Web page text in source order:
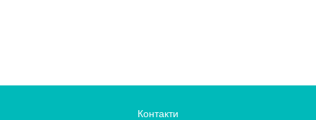
Контакти